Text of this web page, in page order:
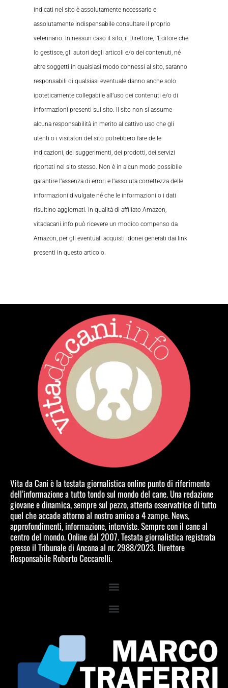
indicati nel sito è assolutamente necessario e
assolutamente indispensabile consultare il proprio
veterinario. In nessun caso il sito, il Direttore, l’Editore che
lo gestisce, gli autori degli articoli e/o dei contenuti, né
altre soggetti in qualsiasi modo connessi al sito, saranno
responsabili di qualsiasi eventuale danno anche solo
ipoteticamente collegabile all’uso dei contenuti e/o di
informazioni presenti sul sito. Il sito non si assume
alcuna responsabilità in merito al cattivo uso che gli
utenti o i visitatori del sito potrebbero fare delle
indicazioni, dei suggerimenti, dei prodotti, dei servizi
riportati nel sito stesso. Non è in alcun modo possibile
garantire l’assenza di errori e l’assoluta correttezza delle
informazioni divulgate né che le informazioni o i dati
risultino aggiornati. In qualità di affiliato Amazon,
vitadacani.info può ricevere un modico compenso da
Amazon, per gli eventuali acquisti idonei generati dai link
presenti in questo articolo.
Vita da Cani è la testata giornalistica online punto di riferimento
dell’informazione a tutto tondo sul mondo del cane. Una redazione
giovane e dinamica, sempre sul pezzo, attenta osservatrice di tutto
quel che accade attorno al nostro amico a 4 zampe. News,
approfondimenti, informazione, interviste. Sempre con il cane al
centro del mondo. Online dal 2007. Testata giornalistica registrata
presso il Tribunale di Ancona al nr. 2988/2023. Direttore
Responsabile Roberto Ceccarelli.